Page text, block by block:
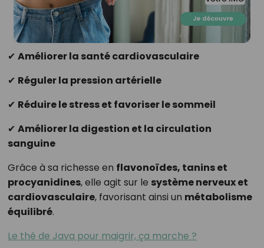
✔ Améliorer la santé cardiovasculaire
✔ Réguler la pression artérielle
✔ Réduire le stress et favoriser le sommeil
✔ Améliorer la digestion et la circulation
sanguine
Grâce à sa richesse en flavonoïdes, tanins et
procyanidines, elle agit sur le système nerveux et
cardiovasculaire, favorisant ainsi un métabolisme
équilibré.
Le thé de Java pour maigrir, ça marche ?